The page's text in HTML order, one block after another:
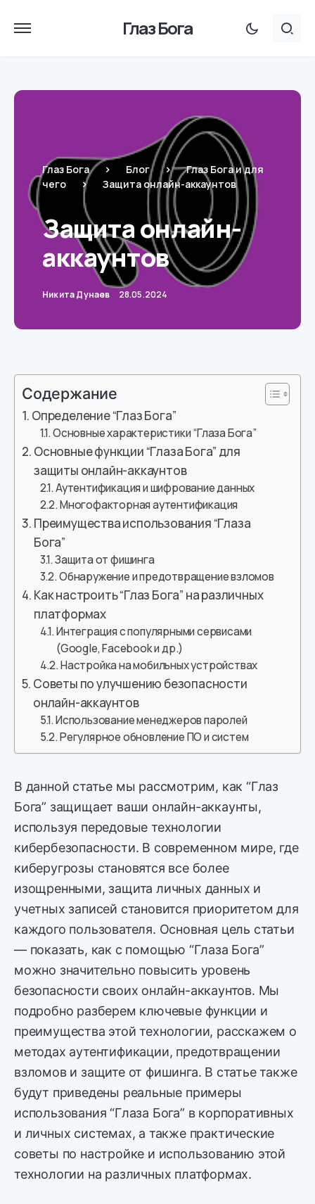
Глаз Бога
Глаз Бога Блог
Глаз Бога и для
чего
Защита онлайн-аккаунтов
Защита онлайн-
аккаунтов
Никита Дунаев 28.05.2024
Содержание
Определение “Глаз Бога”
Основные характеристики “Глаза Бога”
Основные функции “Глаза Бога” для
защиты онлайн-аккаунтов
Аутентификация и шифрование данных
Многофакторная аутентификация
Преимущества использования “Глаза
Бога”
Защита от фишинга
Обнаружение и предотвращение взломов
Как настроить “Глаз Бога” на различных
платформах
Интеграция с популярными сервисами
(Google, Facebook и др.)
Настройка на мобильных устройствах
Советы по улучшению безопасности
онлайн-аккаунтов
Использование менеджеров паролей
Регулярное обновление ПО и систем
В данной статье мы рассмотрим, как “Глаз
Бога” защищает ваши онлайн-аккаунты,
используя передовые технологии
кибербезопасности. В современном мире, где
киберугрозы становятся все более
изощренными, защита личных данных и
учетных записей становится приоритетом для
каждого пользователя. Основная цель статьи
— показать, как с помощью “Глаза Бога”
можно значительно повысить уровень
безопасности своих онлайн-аккаунтов. Мы
подробно разберем ключевые функции и
преимущества этой технологии, расскажем о
методах аутентификации, предотвращении
взломов и защите от фишинга. В статье также
будут приведены реальные примеры
использования “Глаза Бога” в корпоративных
и личных системах, а также практические
советы по настройке и использованию этой
технологии на различных платформах.